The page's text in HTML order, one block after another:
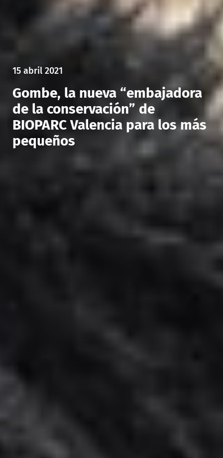
15 abril 2021
Gombe, la nueva “embajadora
de la conservación” de
BIOPARC Valencia para los más
pequeños